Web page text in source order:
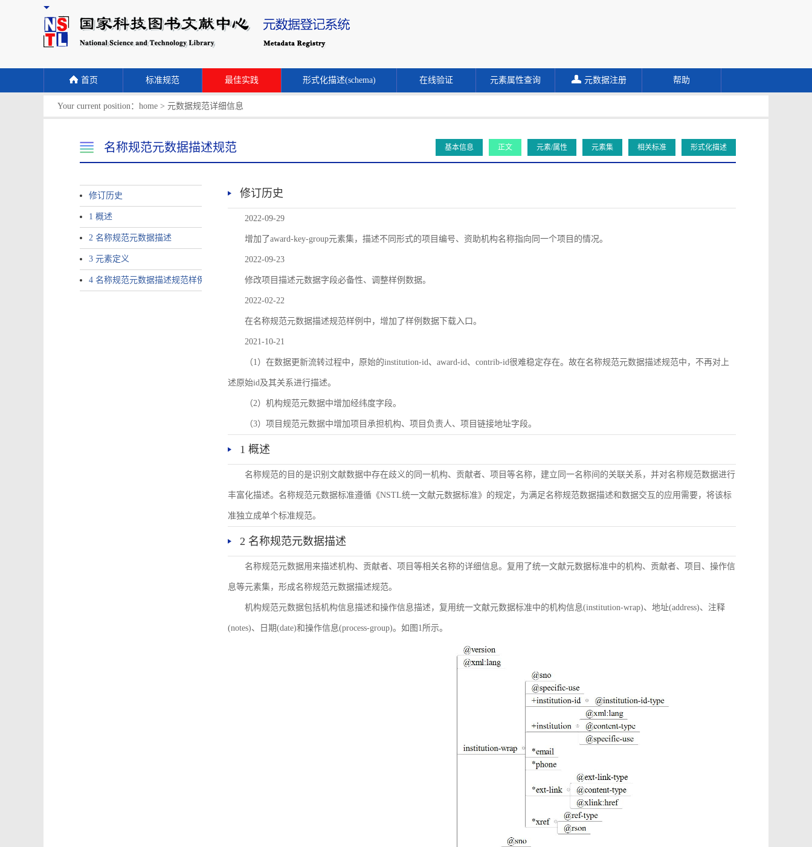
首页 标准规范 最佳实践 形式化描述(schema) 在线验证 元素属性查询 元数据注册 帮助
Your current position： home > 元数据规范详细信息
名称规范元数据描述规范 基本信息 正文 元素/属性 元素集 相关标准 形式化描述
修订历史
1 概述
2 名称规范元数据描述
3 元素定义
4 名称规范元数据描述规范样例
修订历史
2022-09-29
增加了award-key-group元素集，描述不同形式的项目编号、资助机构名称指向同一个项目的情况。
2022-09-23
修改项目描述元数据字段必备性、调整样例数据。
2022-02-22
在名称规范元数据描述规范样例中，增加了样例数据下载入口。
2021-10-21
（1）在数据更新流转过程中，原始的institution-id、award-id、contrib-id很难稳定存在。故在名称规范元数据描述规范中，不再对上
述原始id及其关系进行描述。
（2）机构规范元数据中增加经纬度字段。
（3）项目规范元数据中增加项目承担机构、项目负责人、项目链接地址字段。
1 概述
名称规范的目的是识别文献数据中存在歧义的同一机构、贡献者、项目等名称，建立同一名称间的关联关系，并对名称规范数据进行
丰富化描述。名称规范元数据标准遵循《NSTL统一文献元数据标准》的规定，为满足名称规范数据描述和数据交互的应用需要，将该标
准独立成单个标准规范。
2 名称规范元数据描述
名称规范元数据用来描述机构、贡献者、项目等相关名称的详细信息。复用了统一文献元数据标准中的机构、贡献者、项目、操作信
息等元素集，形成名称规范元数据描述规范。
机构规范元数据包括机构信息描述和操作信息描述，复用统一文献元数据标准中的机构信息(institution-wrap)、地址(address)、注释
(notes)、日期(date)和操作信息(process-group)。如图1所示。